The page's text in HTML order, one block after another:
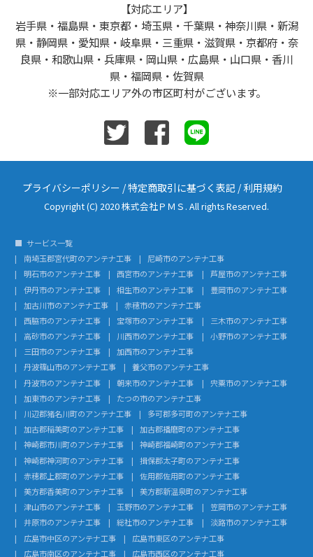
【対応エリア】
岩手県・福島県・東京都・埼玉県・千葉県・神奈川県・新潟
県・静岡県・愛知県・岐阜県・三重県・滋賀県・京都府・奈
良県・和歌山県・兵庫県・岡山県・広島県・山口県・香川
県・福岡県・佐賀県
※一部対応エリア外の市区町村がございます。
プライバシーポリシー /特定商取引に基づく表記 /利用規約
Copyright (C) 2020 株式会社ＰＭＳ. All rights Reserved.
サービス一覧
南埼玉郡宮代町のアンテナ工事
尼崎市のアンテナ工事
明石市のアンテナ工事
西宮市のアンテナ工事
芦屋市のアンテナ工事
伊丹市のアンテナ工事
相生市のアンテナ工事
豊岡市のアンテナ工事
加古川市のアンテナ工事
赤穂市のアンテナ工事
西脇市のアンテナ工事
宝塚市のアンテナ工事
三木市のアンテナ工事
高砂市のアンテナ工事
川西市のアンテナ工事
小野市のアンテナ工事
三田市のアンテナ工事
加西市のアンテナ工事
丹波篠山市のアンテナ工事
養父市のアンテナ工事
丹波市のアンテナ工事
朝来市のアンテナ工事
宍粟市のアンテナ工事
加東市のアンテナ工事
たつの市のアンテナ工事
川辺郡猪名川町のアンテナ工事
多可郡多可町のアンテナ工事
加古郡稲美町のアンテナ工事
加古郡播磨町のアンテナ工事
神崎郡市川町のアンテナ工事
神崎郡福崎町のアンテナ工事
神崎郡神河町のアンテナ工事
揖保郡太子町のアンテナ工事
赤穂郡上郡町のアンテナ工事
佐用郡佐用町のアンテナ工事
美方郡香美町のアンテナ工事
美方郡新温泉町のアンテナ工事
津山市のアンテナ工事
玉野市のアンテナ工事
笠岡市のアンテナ工事
井原市のアンテナ工事
総社市のアンテナ工事
淡路市のアンテナ工事
広島市中区のアンテナ工事
広島市東区のアンテナ工事
広島市南区のアンテナ工事
広島市西区のアンテナ工事